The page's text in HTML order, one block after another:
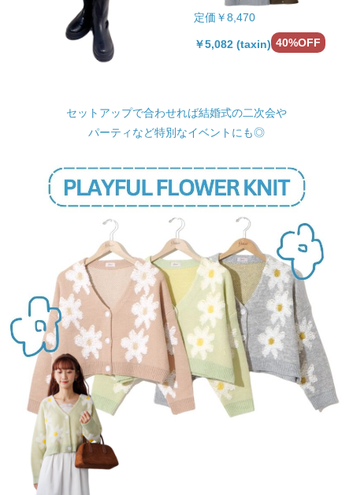
定価￥8,470
￥5,082 (taxin) 40%OFF
セットアップで合わせれば結婚式の二次会や
パーティなど特別なイベントにも◎